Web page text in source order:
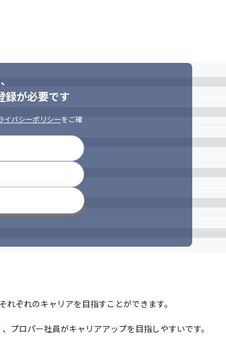
録が必要です
イバシーポリシーをご確
ぞれのキャリアを目指すことができます。
プロパー社員がキャリアアップを目指しやすいです。